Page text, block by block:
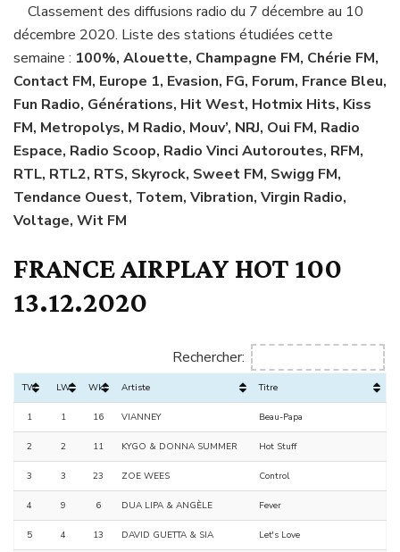
Classement des diffusions radio du 7 décembre au 10
décembre 2020. Liste des stations étudiées cette
semaine : 100%, Alouette, Champagne FM, Chérie FM,
Contact FM, Europe 1, Evasion, FG, Forum, France Bleu,
Fun Radio, Générations, Hit West, Hotmix Hits, Kiss
FM, Metropolys, M Radio, Mouv’, NRJ, Oui FM, Radio
Espace, Radio Scoop, Radio Vinci Autoroutes, RFM,
RTL, RTL2, RTS, Skyrock, Sweet FM, Swigg FM,
Tendance Ouest, Totem, Vibration, Virgin Radio,
Voltage, Wit FM
FRANCE AIRPLAY HOT 100
13.12.2020
Rechercher:
TW LW Wks Artiste Titre
1 1 16 VIANNEY Beau-Papa
2 2 11 KYGO & DONNA SUMMER Hot Stuff
3 3 23 ZOE WEES Control
4 9 6 DUA LIPA & ANGÈLE Fever
5 4 13 DAVID GUETTA & SIA Let's Love